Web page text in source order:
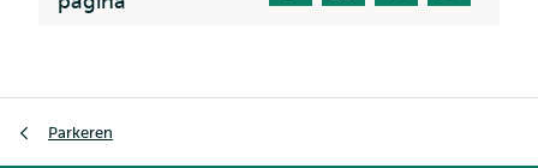
Parkeren